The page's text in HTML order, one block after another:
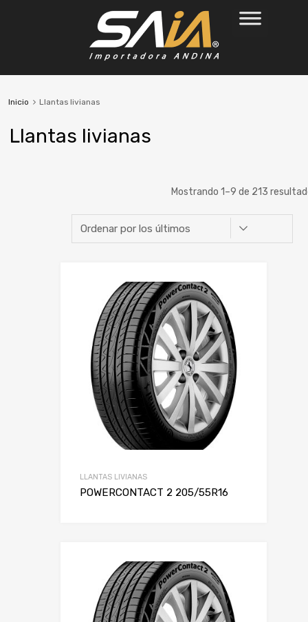
Inicio Llantas livianas
Llantas livianas
Mostrando 1–9 de 213
LLANTAS LIVIANAS
POWERCONTACT 2 205/55R16